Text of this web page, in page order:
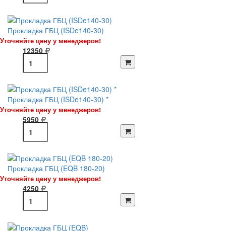
Прокладка ГБЦ (ISDe140-30)
Уточняйте цену у менеджеров!
12350
Прокладка ГБЦ (ISDe140-30) *
Уточняйте цену у менеджеров!
5950
Прокладка ГБЦ (EQB 180-20)
Уточняйте цену у менеджеров!
4250